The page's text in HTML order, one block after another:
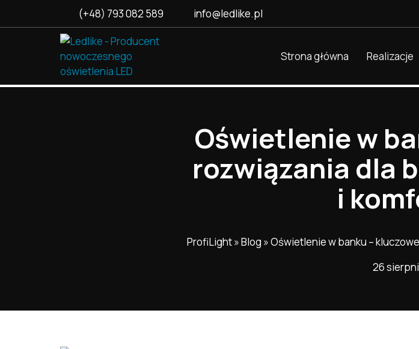
(+48) 793 082 589 info@ledlike.pl
Strona główna Realizacje
Oświetlenie w
rozwiązania dla
i
ProfiLight»Blog »Oświetlenie w banku –
26